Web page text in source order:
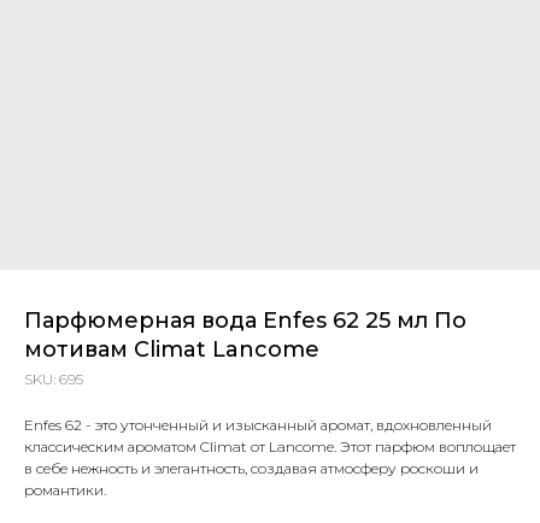
Парфюмерная вода Enfes 62 25 мл По
мотивам Climat Lancome
SKU: 695
Enfes 62 - это утонченный и изысканный аромат, вдохновленный
классическим ароматом Climat от Lancome. Этот парфюм воплощает
в себе нежность и элегантность, создавая атмосферу роскоши и
романтики.